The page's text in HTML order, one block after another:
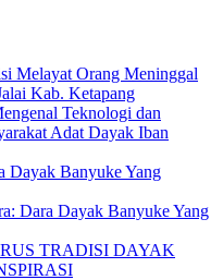
Melayat Orang Meninggal
Kab. Ketapang
Teknologi dan
Adat Dayak Iban
Dayak Banyuke Yang
Dara Dayak Banyuke Yang
TRADISI DAYAK